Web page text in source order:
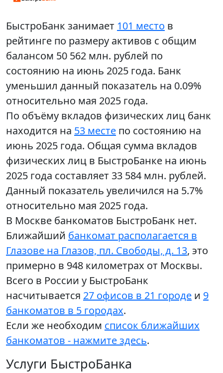
БыстроБанк занимает 101 место в
рейтинге по размеру активов с общим
балансом 50 562 млн. рублей по
состоянию на июнь 2025 года. Банк
уменьшил данный показатель на 0.09%
относительно мая 2025 года.
По объёму вкладов физических лиц банк
находится на 53 месте по состоянию на
июнь 2025 года. Общая сумма вкладов
физических лиц в БыстроБанке на июнь
2025 года составляет 33 584 млн. рублей.
Данный показатель увеличился на 5.7%
относительно мая 2025 года.
В Москве банкоматов БыстроБанк нет.
Ближайший банкомат располагается в
Глазове на Глазов, пл. Свободы, д. 13, это
примерно в 948 километрах от Москвы.
Всего в России у БыстроБанк
насчитывается 27 офисов в 21 городе и 9
банкоматов в 5 городах.
Если же необходим список ближайших
банкоматов - нажмите здесь.
Услуги БыстроБанка